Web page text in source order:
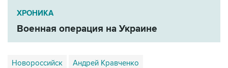
ХРОНИКА
Военная операция на Украине
Новороссийск Андрей Кравченко